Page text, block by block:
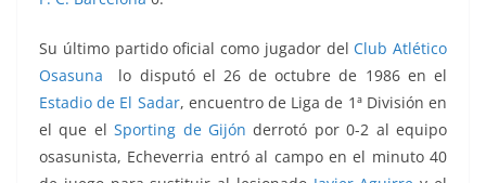
Su último partido oficial como jugador del Club Atlético
Osasuna lo disputó el 26 de octubre de 1986 en el
Estadio de El Sadar, encuentro de Liga de 1ª División en
el que elSporting de Gijón derrotó por 0-2 al equipo
osasunista, Echeverria entró al campo en el minuto 40